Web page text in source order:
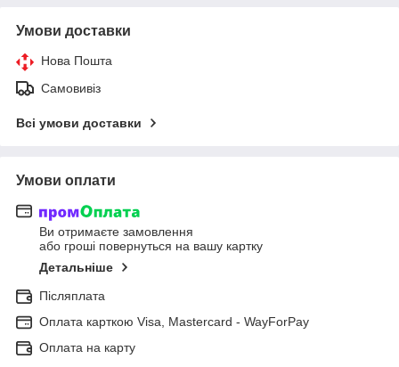
Умови доставки
Нова Пошта
Самовивіз
Всі умови доставки
Умови оплати
Ви отримаєте замовлення
або гроші повернуться на вашу картку
Детальніше
Післяплата
Оплата карткою Visa, Mastercard - WayForPay
Оплата на карту